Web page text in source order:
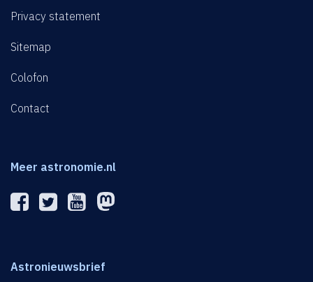
Privacy statement
Sitemap
Colofon
Contact
Meer astronomie.nl
Astronieuwsbrief